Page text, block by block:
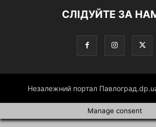
СЛІДУЙТЕ ЗА
Незалежний портал
Manage consent